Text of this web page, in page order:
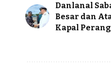
Danlanal
Besar dan
Kapal